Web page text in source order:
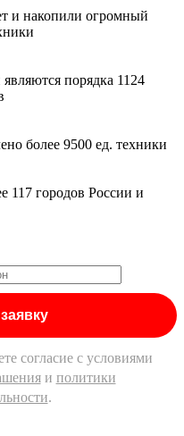
и накопили огромный
порядка 1124
более 9500 ед. техники
117 городов России и
согласие c условиями
и политики
.